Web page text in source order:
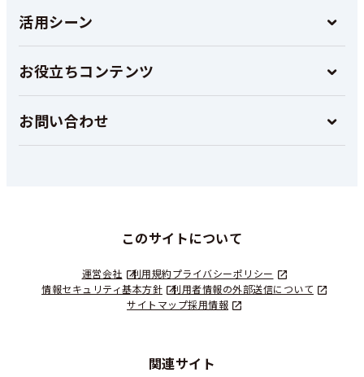
活用シーン
お役立ちコンテンツ
お問い合わせ
このサイトについて
運営会社 利用規約プライバシーポリシー
情報セキュリティ基本方針
利用者情報の外部送信について
サイトマップ採用情報
関連サイト